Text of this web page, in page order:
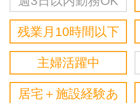
残業月10時間以下
主婦活躍中
居宅＋施設経験あ